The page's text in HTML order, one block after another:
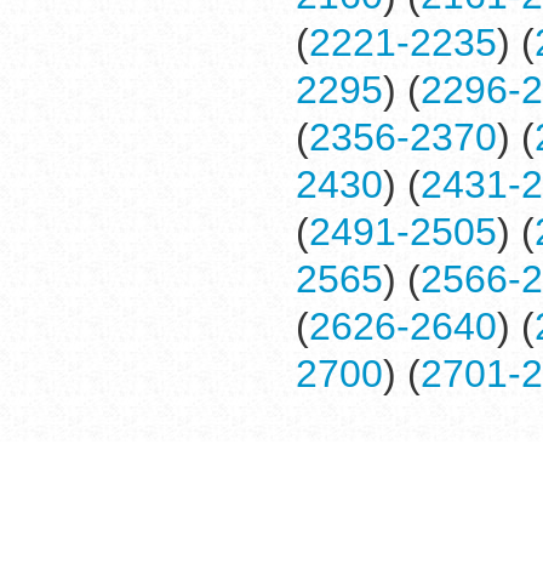
(2221-2235) (
2295) (2296-
(2356-2370) (
2430) (2431-
(2491-2505) (
2565) (2566-
(2626-2640) (
2700) (2701-